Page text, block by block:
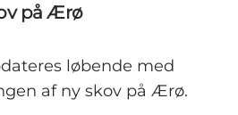
på Ærø
løbende med
af ny skov på Ærø.